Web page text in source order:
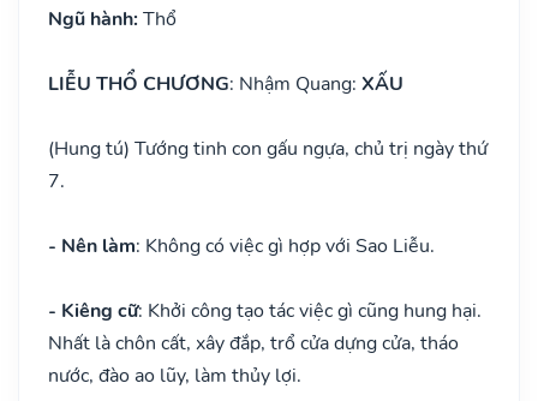
Ngũ hành: Thổ
LIỄU THỔ CHƯƠNG: Nhậm Quang: XẤU
(Hung tú) Tướng tinh con gấu ngựa, chủ trị ngày thứ
7.
- Nên làm: Không có việc gì hợp với Sao Liễu.
- Kiêng cữ: Khởi công tạo tác việc gì cũng hung hại.
Nhất là chôn cất, xây đắp, trổ cửa dựng cửa, tháo
nước, đào ao lũy, làm thủy lợi.